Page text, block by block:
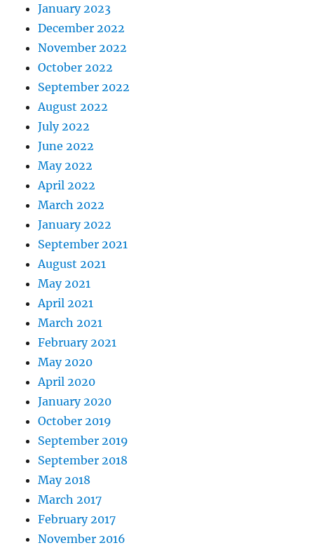
January 2023
December 2022
November 2022
October 2022
September 2022
August 2022
July 2022
June 2022
May 2022
April 2022
March 2022
January 2022
September 2021
August 2021
May 2021
April 2021
March 2021
February 2021
May 2020
April 2020
January 2020
October 2019
September 2019
September 2018
May 2018
March 2017
February 2017
November 2016